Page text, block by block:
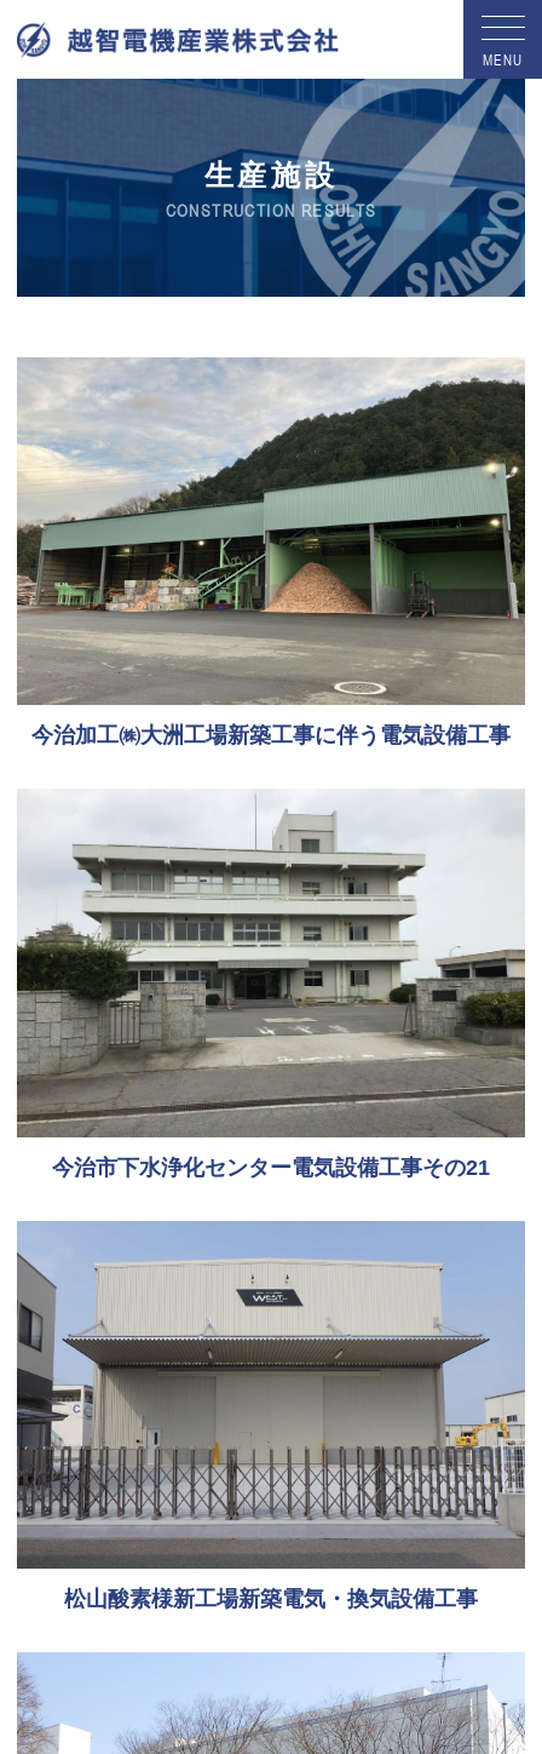
MENU
生産施設
CONSTRUCTION RESULTS
今治加工㈱大洲工場新築工事に伴う電気設備工事
今治市下水浄化センター電気設備工事その21
松山酸素様新工場新築電気・換気設備工事